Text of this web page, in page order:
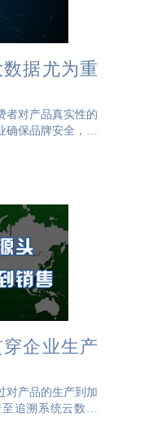
据尤为重
者对产品真实性的
保品牌安全，提
追溯系统成为了
企业生产
对产品的生产到加
追溯系统云数据
立标准化体系，